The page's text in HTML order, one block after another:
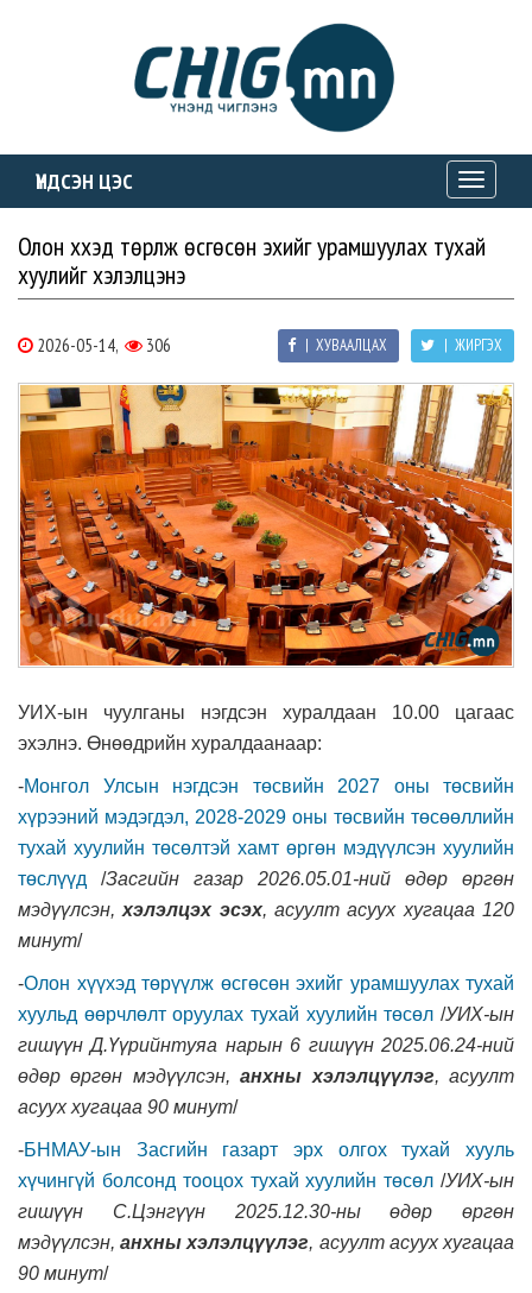
ҮНДСЭН ЦЭС
Toggle
Олон хүүхэд төрүүлж өсгөсөн эхийг урамшуулах тухай
хуулийг хэлэлцэнэ
2026-05-14, 306 | ЖИРГЭХ
| ХУВААЛЦАХ
УИХ-ын чуулганы нэгдсэн хуралдаан 10.00 цагаас
эхэлнэ. Өнөөдрийн хуралдаанаар:
-Монгол Улсын нэгдсэн төсвийн 2027 оны төсвийн
хүрээний мэдэгдэл, 2028-2029 оны төсвийн төсөөллийн
тухай хуулийн төсөлтэй хамт өргөн мэдүүлсэн хуулийн
төслүүд /Засгийн газар 2026.05.01-ний өдөр өргөн
мэдүүлсэн,хэлэлцэх эсэх, асуулт асуух хугацаа 120
минут/
-Олон хүүхэд төрүүлж өсгөсөн эхийг урамшуулах тухай
хуульд өөрчлөлт оруулах тухай хуулийн төсөл /УИХ-ын
гишүүн Д.Үүрийнтуяа нарын 6 гишүүн 2025.06.24-ний
өдөр өргөн мэдүүлсэн,анхны хэлэлцүүлэг, асуулт
асуух хугацаа 90 минут/
-БНМАУ-ын Засгийн газарт эрх олгох тухай хууль
хүчингүй болсонд тооцох тухай хуулийн төсөл /УИХ-ын
гишүүн С.Цэнгүүн 2025.12.30-ны өдөр өргөн
мэдүүлсэн,анхны хэлэлцүүлэг, асуулт асуух хугацаа
90 минут/